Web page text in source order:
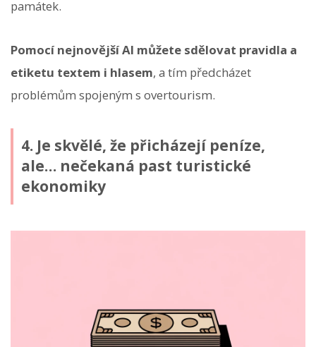
památek.
Pomocí nejnovější AI můžete sdělovat pravidla a
etiketu textem i hlasem, a tím předcházet
problémům spojeným s overtourism.
4. Je skvělé, že přicházejí peníze,
ale… nečekaná past turistické
ekonomiky